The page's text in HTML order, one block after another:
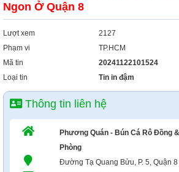
Ngon Ở Quận 8
Lượt xem
2127
Phạm vi
TP.HCM
Mã tin
20241122101524
Loại tin
Tin in đậm
Thông tin liên hệ
Phương Quán - Bún Cá Rô Đồng
Phòng
Đường Tạ Quang Bửu, P. 5, Quận 8